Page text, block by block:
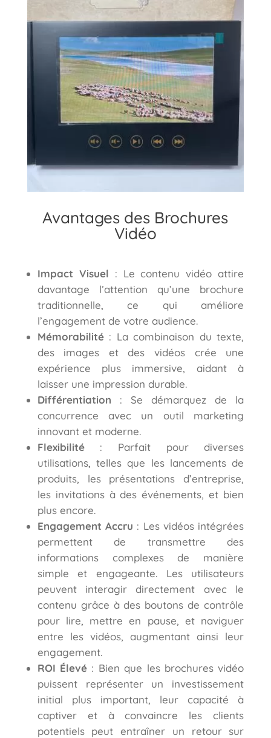
Avantages des Brochures
Vidéo
Impact Visuel : Le contenu vidéo attire
davantage l’attention qu’une brochure
traditionnelle, ce qui améliore
l’engagement de votre audience.
Mémorabilité: La combinaison du texte,
des images et des vidéos crée une
expérience plus immersive, aidant à
laisser une impression durable.
Différentiation : Se démarquez de la
concurrence avec un outil marketing
innovant et moderne.
Flexibilité: Parfait pour diverses
utilisations, telles que les lancements de
produits, les présentations d’entreprise,
les invitations à des événements, et bien
plus encore.
Engagement Accru : Les vidéos intégrées
permettent de transmettre des
informations complexes de manière
simple et engageante. Les utilisateurs
peuvent interagir directement avec le
contenu grâce à des boutons de contrôle
pour lire, mettre en pause, et naviguer
entre les vidéos, augmentant ainsi leur
engagement.
ROI Élevé : Bien que les brochures vidéo
puissent représenter un investissement
initial plus important, leur capacité à
captiver et à convaincre les clients
potentiels peut entraîner un retour sur